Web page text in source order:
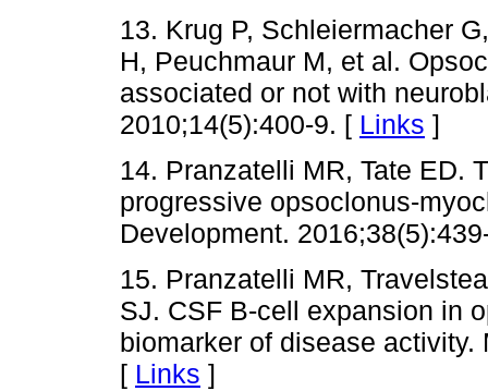
13. Krug P, Schleiermacher
H, Peuchmaur M, et al.
associated or not with
2010;14(5):400-9. [ Links ]
14. Pranzatelli MR, Tate ED.
progressive opsoclonus-
Development.
15. Pranzatelli MR,
SJ. CSF B-cell expansion in
biomarker of disease
[ Links ]